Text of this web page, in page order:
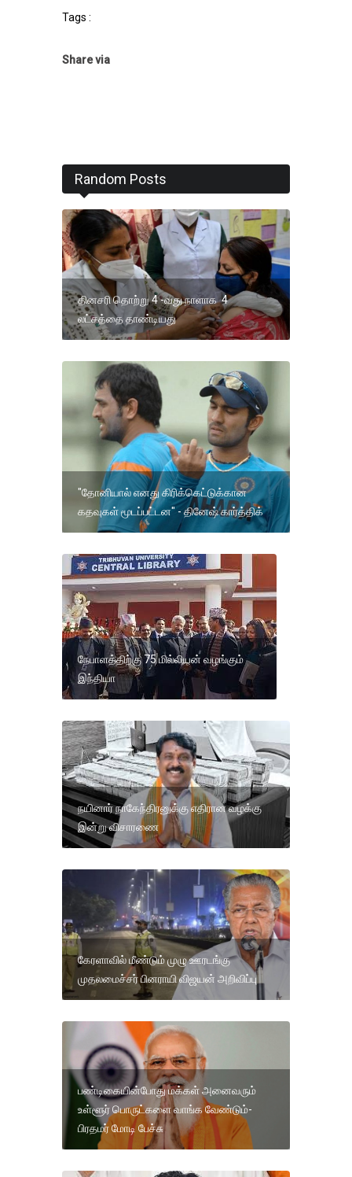
Tags :
Share via
Random Posts
தினசரி தொற்று 4 -வது நாளாக 4
லட்சத்தை தாண்டியது
"தோனியால் எனது கிரிக்கெட்டுக்கான
கதவுகள் மூடப்பட்டன" - தினேஷ் கார்த்திக்
நேபாளத்திற்கு 75 மில்லியன் வழங்கும்
இந்தியா
நயினார் நாகேந்திரனுக்கு எதிரான வழக்கு
இன்று விசாரணை
கேரளாவில் மீண்டும் முழு ஊரடங்கு
முதலமைச்சர் பினராயி விஜயன் அறிவிப்பு
பண்டிகையின்போது மக்கள் அனைவரும்
உள்ளூர் பொருட்களை வாங்க வேண்டும்-
பிரதமர் மோடி பேச்சு